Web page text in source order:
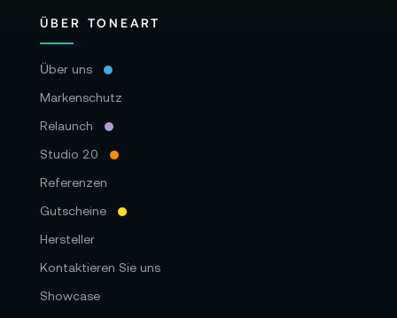
ÜBER TONEART
Über uns
Markenschutz
Relaunch
Studio 2.0
Referenzen
Gutscheine
Hersteller
Kontaktieren Sie uns
Showcase